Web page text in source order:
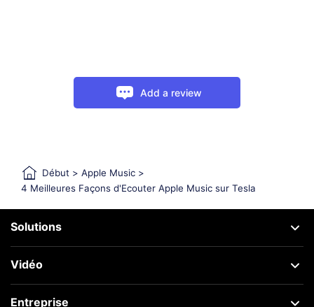
Add a review
Début > Apple Music >
4 Meilleures Façons d'Ecouter Apple Music sur Tesla
Solutions
Vidéo
Entreprise